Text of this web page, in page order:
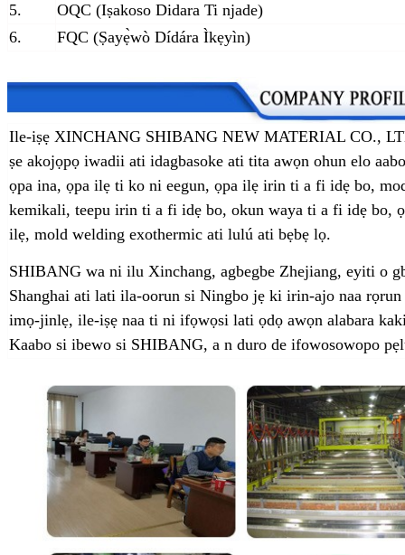
5.
OQC (Iṣakoso Didara Ti njade)
6.
FQC (Ṣayẹ̀wò Dídára Ìkẹyìn)
Ile-iṣẹ XINCHANG SHIBANG NEW MATERIAL CO.,
ṣe akojọpọ iwadii ati idagbasoke ati tita awọn ohun elo
ọpa ina, ọpa ilẹ ti ko ni eegun, ọpa ilẹ irin ti a fi idẹ bo,
kemikali, teepu irin ti a fi idẹ bo, okun waya ti a fi idẹ bo,
ilẹ, mold welding exothermic ati lulú ati bẹbẹ lọ.
SHIBANG wa ni ilu Xinchang, agbegbe Zhejiang, eyiti o
Shanghai ati lati ila-oorun si Ningbo jẹ ki irin-ajo naa
imọ-jinlẹ, ile-iṣẹ naa ti ni ifọwọsi lati ọdọ awọn alabara
Kaabo si ibewo si SHIBANG, a n duro de ifowosowopo